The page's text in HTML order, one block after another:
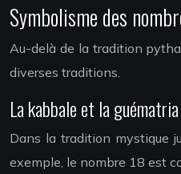
Symbolisme des
Au-delà de la tradition
diverses traditions.
La kabbale et la
Dans la tradition mystique
exemple, le nombre 18 est